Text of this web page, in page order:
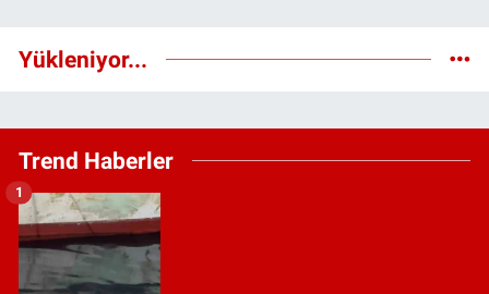
Yükleniyor...
Trend Haberler
1